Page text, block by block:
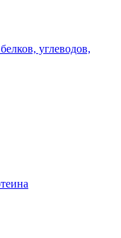
углеводов,